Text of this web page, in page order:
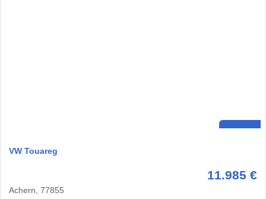
VW Touareg
11.985 €
Achern, 77855